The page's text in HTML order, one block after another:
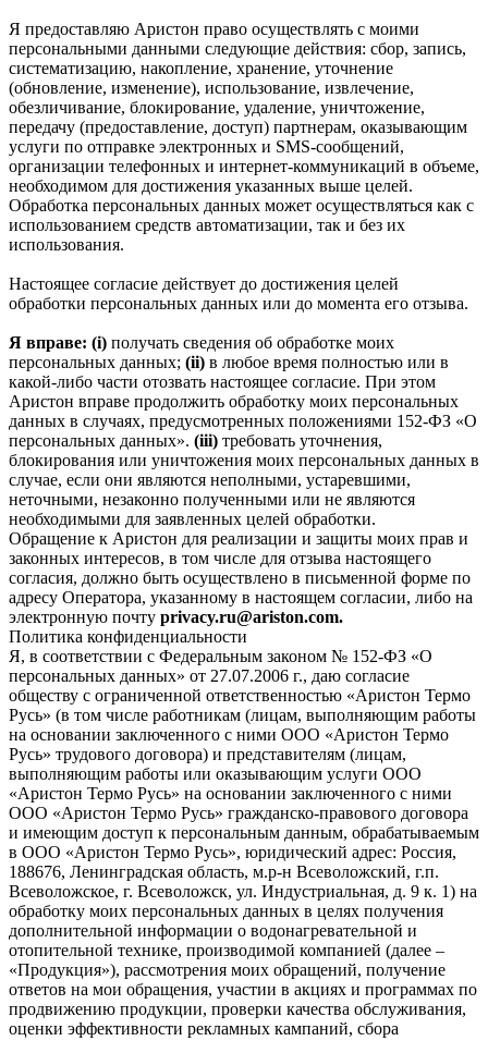
Я предоставляю Аристон право осуществлять с моими
персональными данными следующие действия: сбор, запись,
систематизацию, накопление, хранение, уточнение
(обновление, изменение), использование, извлечение,
обезличивание, блокирование, удаление, уничтожение,
передачу (предоставление, доступ) партнерам, оказывающим
услуги по отправке электронных и SMS‑сообщений,
организации телефонных и интернет‑коммуникаций в объеме,
необходимом для достижения указанных выше целей.
Обработка персональных данных может осуществляться как с
использованием средств автоматизации, так и без их
использования.
Настоящее согласие действует до достижения целей
обработки персональных данных или до момента его отзыва.
Я вправе: (i) получать сведения об обработке моих
персональных данных; (ii) в любое время полностью или в
какой-либо части отозвать настоящее согласие. При этом
Аристон вправе продолжить обработку моих персональных
данных в случаях, предусмотренных положениями 152-ФЗ «О
персональных данных». (iii) требовать уточнения,
блокирования или уничтожения моих персональных данных в
случае, если они являются неполными, устаревшими,
неточными, незаконно полученными или не являются
необходимыми для заявленных целей обработки.
Обращение к Аристон для реализации и защиты моих прав и
законных интересов, в том числе для отзыва настоящего
согласия, должно быть осуществлено в письменной форме по
адресу Оператора, указанному в настоящем согласии, либо на
электронную почту privacy.ru@ariston.com.
Политика конфиденциальности
Я, в соответствии с Федеральным законом № 152-ФЗ «О
персональных данных» от 27.07.2006 г., даю согласие
обществу с ограниченной ответственностью «Аристон Термо
Русь» (в том числе работникам (лицам, выполняющим работы
на основании заключенного с ними ООО «Аристон Термо
Русь» трудового договора) и представителям (лицам,
выполняющим работы или оказывающим услуги ООО
«Аристон Термо Русь» на основании заключенного с ними
ООО «Аристон Термо Русь» гражданско-правового договора
и имеющим доступ к персональным данным, обрабатываемым
в ООО «Аристон Термо Русь», юридический адрес: Россия,
188676, Ленинградская область, м.р-н Всеволожский, г.п.
Всеволожское, г. Всеволожск, ул. Индустриальная, д. 9 к. 1) на
обработку моих персональных данных в целях получения
дополнительной информации о водонагревательной и
отопительной технике, производимой компанией (далее –
«Продукция»), рассмотрения моих обращений, получение
ответов на мои обращения, участии в акциях и программах по
продвижению продукции, проверки качества обслуживания,
оценки эффективности рекламных кампаний, сбора